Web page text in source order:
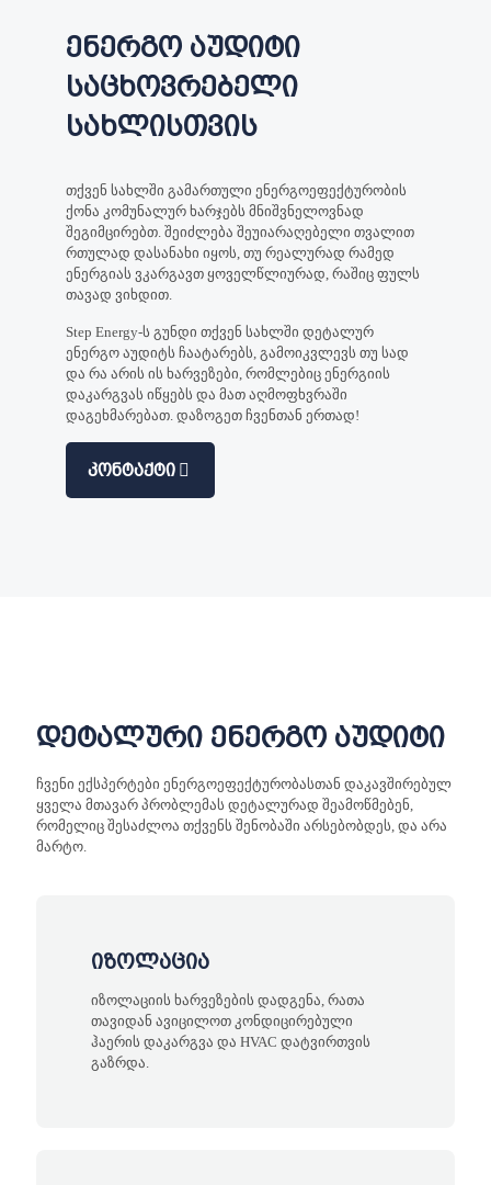
ენერგო აუდიტი
საცხოვრებელი
სახლისთვის
თქვენ სახლში გამართული ენერგოეფექტურობის
ქონა კომუნალურ ხარჯებს მნიშვნელოვნად
შეგიმცირებთ. შეიძლება შეუიარაღებელი თვალით
რთულად დასანახი იყოს, თუ რეალურად რამედ
ენერგიას ვკარგავთ ყოველწლიურად, რაშიც ფულს
თავად ვიხდით.
Step Energy-ს გუნდი თქვენ სახლში დეტალურ
ენერგო აუდიტს ჩაატარებს, გამოიკვლევს თუ სად
და რა არის ის ხარვეზები, რომლებიც ენერგიის
დაკარგვას იწყებს და მათ აღმოფხვრაში
დაგეხმარებათ. დაზოგეთ ჩვენთან ერთად!
Კონტაქტი
დეტალური ენერგო აუდიტი
ჩვენი ექსპერტები ენერგოეფექტურობასთან დაკავშირებულ
ყველა მთავარ პრობლემას დეტალურად შეამოწმებენ,
რომელიც შესაძლოა თქვენს შენობაში არსებობდეს, და არა
მარტო.
იზოლაცია
იზოლაციის ხარვეზების დადგენა, რათა
თავიდან ავიცილოთ კონდიცირებული
ჰაერის დაკარგვა და HVAC დატვირთვის
გაზრდა.